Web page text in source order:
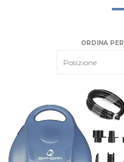
ORDINA PER